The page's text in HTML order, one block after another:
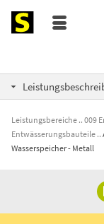
Leistungsbereiche 009
Entwässerungsbauteile
Wasserspeicher - Metall